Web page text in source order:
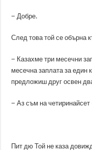
− Добре.
След това той се обърна
− Казахме три месечни
месечна заплата за един
предложиш друг освен
− Аз съм на
Пит дю Той не каза